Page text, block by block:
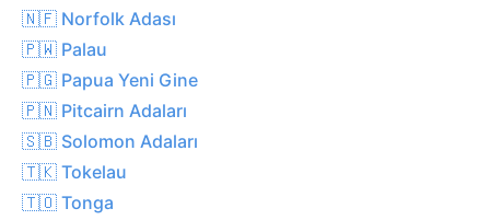
🇳🇫 Norfolk Adası
🇵🇼 Palau
🇵🇬 Papua Yeni Gine
🇵🇳 Pitcairn Adaları
🇸🇧 Solomon Adaları
🇹🇰 Tokelau
🇹🇴 Tonga